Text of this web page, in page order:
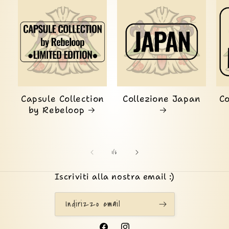
Capsule Collection
by Rebeloop
Collezione Japan
1/su6
Iscriviti alla nostra email :)
Indirizzo email